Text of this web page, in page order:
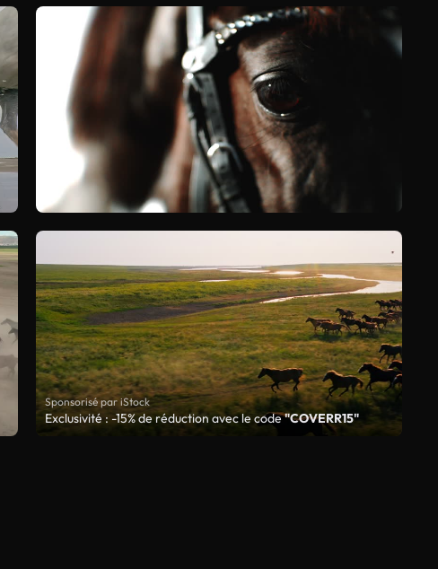
Sponsorisé par iStock
Exclusivité : -15% de réduction avec le code"COVERR15"